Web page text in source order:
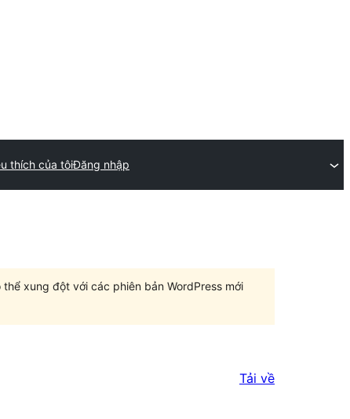
thích của tôiĐăng nhập
xung đột với các phiên bản WordPress mới
Tải về